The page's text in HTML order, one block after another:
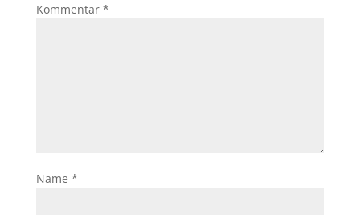
Kommentar *
Name *